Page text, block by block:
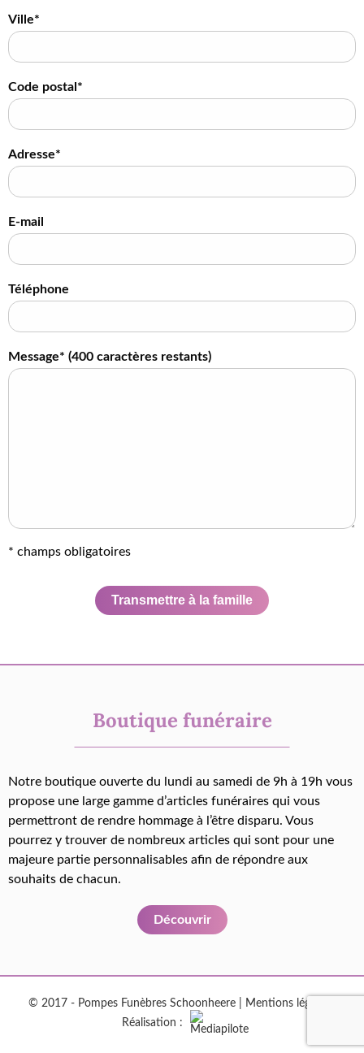
Ville*
Code postal*
Adresse*
E-mail
Téléphone
Message* (400 caractères restants)
* champs obligatoires
Transmettre à la famille
Boutique funéraire
Notre boutique ouverte du lundi au samedi de 9h à 19h vous
propose une large gamme d’articles funéraires qui vous
permettront de rendre hommage à l’être disparu. Vous
pourrez y trouver de nombreux articles qui sont pour une
majeure partie personnalisables afin de répondre aux
souhaits de chacun.
Découvrir
© 2017 - Pompes Funèbres Schoonheere | Mentions légales
Réalisation :